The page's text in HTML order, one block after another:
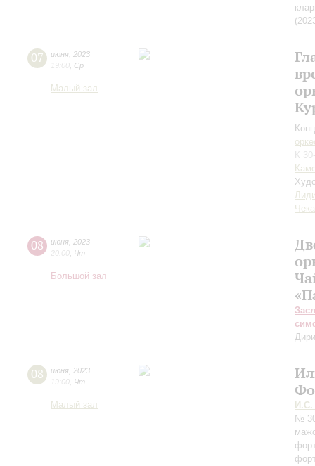
07 июня 2023
19:00 Ср
Малый зал
К
08 июня 2023
20:00 Чт
Большой зал
08 июня 2023
19:00 Чт
Малый зал
И.С.
№